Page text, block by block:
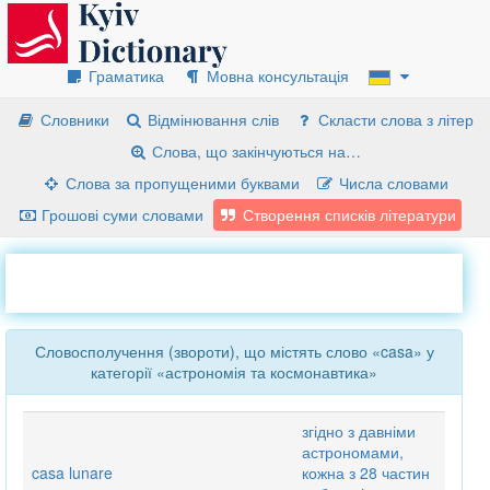
Граматика
Мовна консультація
Словники
Відмінювання слів
Скласти слова з літер
Слова, що закінчуються на…
Слова за пропущеними буквами
Числа словами
Грошові суми словами
Створення списків літератури
Словосполучення (звороти), що містять слово «casa» у
категорії «астрономія та космонавтика»
casa lunare
згідно з давніми
астрономами,
кожна з 28 частин